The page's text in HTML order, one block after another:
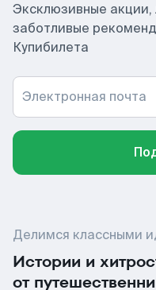
Эксклюзивные
заботливые
Купибилета
Электронная почта
Делимся классными
Истории и
от